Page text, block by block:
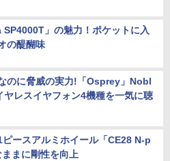
SP4000T」の魅力！ポケットに入
の醍醐味
のに脅威の実力!「Osprey」Nobl
レスイヤフォン4機種を一気に聴
ピースアルミホイール「CE28 N-p
まに剛性を向上